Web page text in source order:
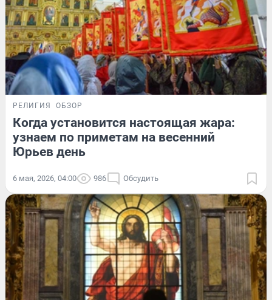
РЕЛИГИЯ ОБЗОР
Когда установится настоящая жара:
узнаем по приметам на весенний
Юрьев день
6 мая, 2026, 04:00 986 Обсудить